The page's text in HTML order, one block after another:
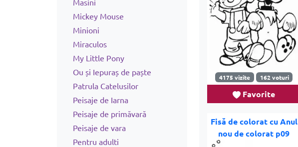
Masini
Mickey Mouse
Minioni
Miraculos
My Little Pony
Ou și Iepuraș de paște
Patrula Catelusilor
Peisaje de Iarna
Peisaje de primăvară
Peisaje de vara
Pentru adulti
4175 vizite 162 voturi
Favorite
Fisă de colorat cu Anul
nou de colorat p09